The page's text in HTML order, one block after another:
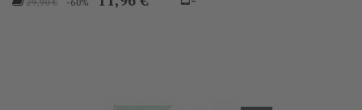
29,90 €